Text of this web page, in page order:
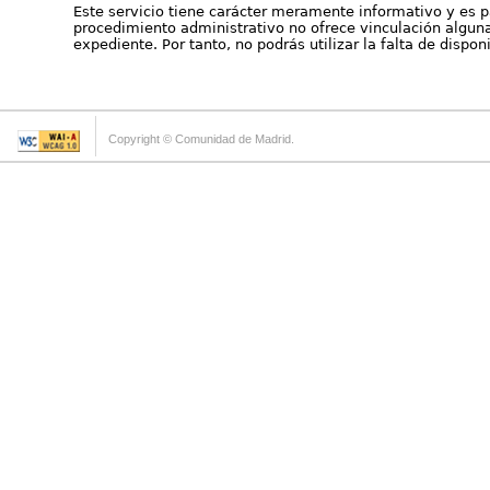
Este servicio tiene carácter meramente informativo y es
procedimiento administrativo no ofrece vinculación
expediente. Por tanto, no podrás utilizar la falta de
Copyright © Comunidad de Madrid.